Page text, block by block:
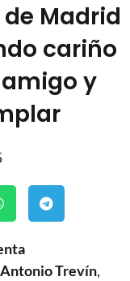
Madrid
cariño
y
Trevín,